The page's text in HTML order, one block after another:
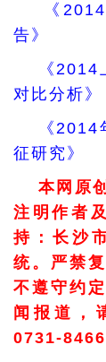
《
告》
《
对比分析》
《
征研究》
本网原
注明作者
持：长沙
统。严禁
不遵守约
闻报道，
0731-